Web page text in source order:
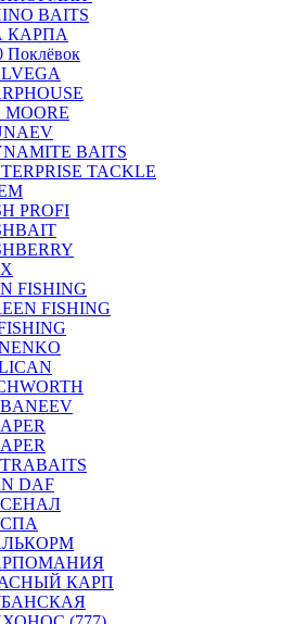
BAITS
КАРПА
Поклёвок
MOORE
BAITS
TACKLE
PROFI
FISHING
FISHING
DAF
КАРП